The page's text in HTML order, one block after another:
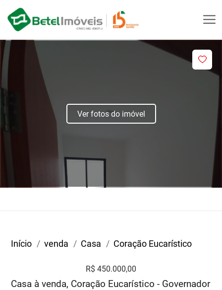
Ver fotos do imóvel
Início venda Casa Coração Eucarístico
R$ 450.000,00
Casa à venda, Coração Eucarístico - Governador